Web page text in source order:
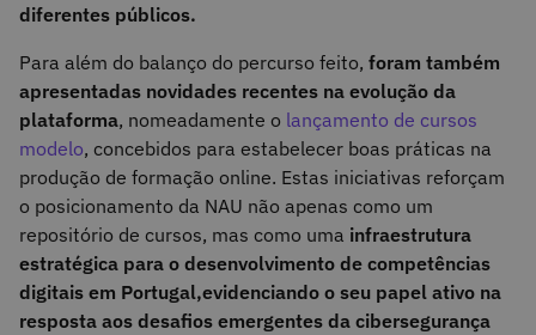
diferentes públicos.
Para além do balanço do percurso feito, foram também
apresentadas novidades recentes na evolução da
plataforma, nomeadamente o lançamento de cursos
modelo, concebidos para estabelecer boas práticas na
produção de formação online. Estas iniciativas reforçam
o posicionamento da NAU não apenas como um
repositório de cursos, mas como uma infraestrutura
estratégica para o desenvolvimento de competências
digitais em Portugal,evidenciando o seu papel ativo na
resposta aos desafios emergentes da cibersegurança